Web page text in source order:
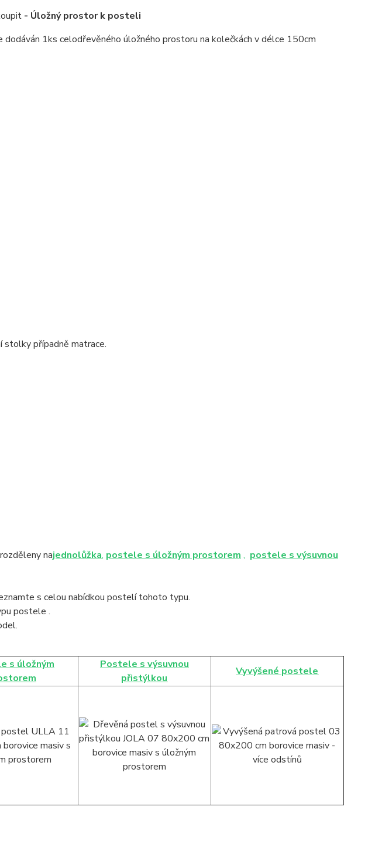
- Úložný prostor k posteli
1ks celodřevěného úložného prostoru na kolečkách v délce 150cm
stolky případně matrace.
najednolůžka, postele s úložným prostorem , postele s výsuvnou
s celou nabídkou postelí tohoto typu.
postele .
s úložným
Postele s výsuvnou
přistýlkou
Vyvýšené postele